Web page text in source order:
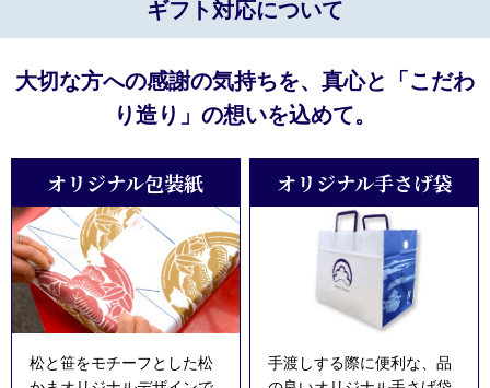
ギフト対応について
大切な方への感謝の気持ちを、真心と「こだわ
り造り」の想いを込めて。
オリジナル包装紙
松と笹をモチーフとした松
オリジナル手さげ袋
手渡しする際に便利な、品